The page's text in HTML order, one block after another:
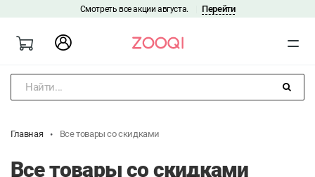
Смотреть все акции августа. Перейти
Найти...
Главная Все товары со скидками
Все товары со скидками